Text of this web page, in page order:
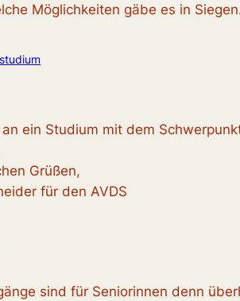
Möglichkeiten gäbe es in
ein Studium mit dem
Grüßen,
für den AVDS
sind für Seniorinnen denn